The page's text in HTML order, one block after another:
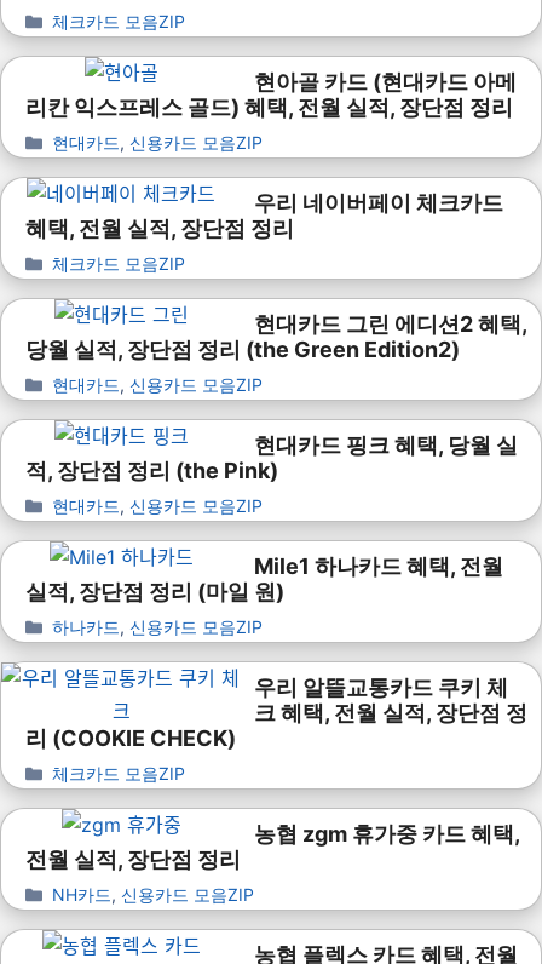
체크카드 모음ZIP
현아골 카드 (현대카드 아메
리칸 익스프레스 골드) 혜택, 전월 실적, 장단점 정리
현대카드, 신용카드 모음ZIP
우리 네이버페이 체크카드
혜택, 전월 실적, 장단점 정리
체크카드 모음ZIP
현대카드 그린 에디션2 혜택,
당월 실적, 장단점 정리 (the Green Edition2)
현대카드, 신용카드 모음ZIP
현대카드 핑크 혜택, 당월 실
적, 장단점 정리 (the Pink)
현대카드, 신용카드 모음ZIP
Mile1 하나카드 혜택, 전월
실적, 장단점 정리 (마일 원)
하나카드, 신용카드 모음ZIP
우리 알뜰교통카드 쿠키 체
크 혜택, 전월 실적, 장단점 정
리 (COOKIE CHECK)
체크카드 모음ZIP
농협 zgm 휴가중 카드 혜택,
전월 실적, 장단점 정리
NH카드, 신용카드 모음ZIP
농협 플렉스 카드 혜택, 전월